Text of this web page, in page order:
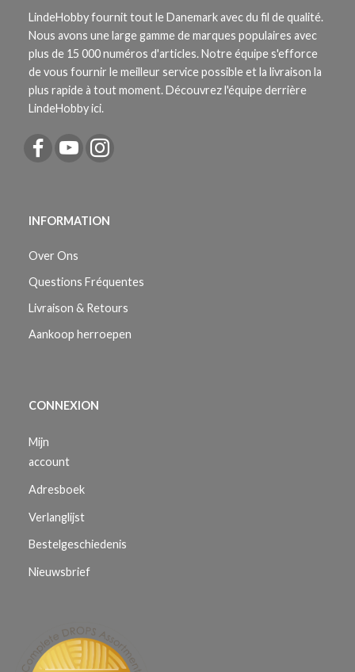
LindeHobby fournit tout le Danemark avec du fil de qualité.
Nous avons une large gamme de marques populaires avec
plus de 15 000 numéros d'articles. Notre équipe s'efforce
de vous fournir le meilleur service possible et la livraison la
plus rapide à tout moment. Découvrez l'équipe derrière
LindeHobby ici.
INFORMATION
Over Ons
Questions Fréquentes
Livraison & Retours
Aankoop herroepen
CONNEXION
Mijn
account
Adresboek
Verlanglijst
Bestelgeschiedenis
Nieuwsbrief